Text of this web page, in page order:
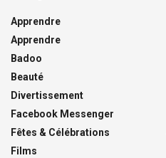
Apprendre
Apprendre
Badoo
Beauté
Divertissement
Facebook Messenger
Fêtes & Célébrations
Films